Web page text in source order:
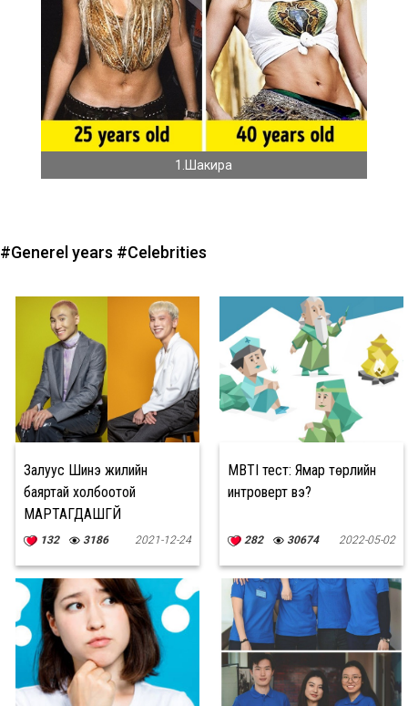
1.Шакира
#Generel years #Celebrities
Залуус Шинэ жилийн
баяртай холбоотой
МАРТАГДАШГҮЙ
дурсамжаасаа хуваалцлаа
132 3186 2021-12-24
MBTI тест: Ямар төрлийн
интроверт вэ?
282 30674 2022-05-02